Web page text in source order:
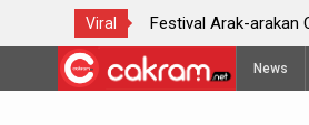
Viral
Ho 2024
to
News